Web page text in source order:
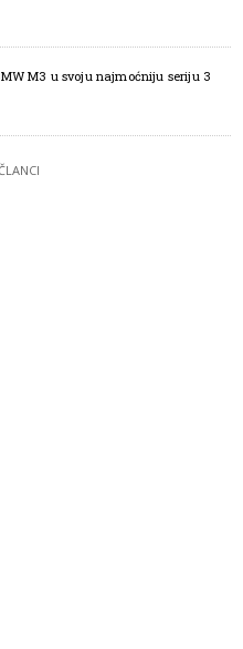
M3 u svoju najmoćniju seriju 3